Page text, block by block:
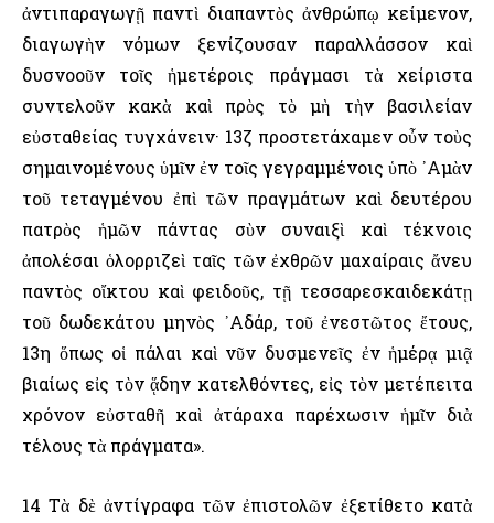
ἀντιπαραγωγῇ παντὶ διαπαντὸς ἀνθρώπῳ κείμενον,
διαγωγὴν νόμων ξενίζουσαν παραλλάσσον καὶ
δυσνοοῦν τοῖς ἡμετέροις πράγμασι τὰ χείριστα
συντελοῦν κακὰ καὶ πρὸς τὸ μὴ τὴν βασιλείαν
εὐσταθείας τυγχάνειν· 13ζ προστετάχαμεν οὖν τοὺς
σημαινομένους ὑμῖν ἐν τοῖς γεγραμμένοις ὑπὸ ᾿Αμὰν
τοῦ τεταγμένου ἐπὶ τῶν πραγμάτων καὶ δευτέρου
πατρὸς ἡμῶν πάντας σὺν συναιξὶ καὶ τέκνοις
ἀπολέσαι ὁλορριζεὶ ταῖς τῶν ἐχθρῶν μαχαίραις ἄνευ
παντὸς οἴκτου καὶ φειδοῦς, τῇ τεσσαρεσκαιδεκάτῃ
τοῦ δωδεκάτου μηνὸς ᾿Αδάρ, τοῦ ἐνεστῶτος ἔτους,
13η ὅπως οἱ πάλαι καὶ νῦν δυσμενεῖς ἐν ἡμέρᾳ μιᾷ
βιαίως εἰς τὸν ᾅδην κατελθόντες, εἰς τὸν μετέπειτα
χρόνον εὐσταθῆ καὶ ἀτάραχα παρέχωσιν ἡμῖν διὰ
τέλους τὰ πράγματα».
14 Τὰ δὲ ἀντίγραφα τῶν ἐπιστολῶν ἐξετίθετο κατὰ